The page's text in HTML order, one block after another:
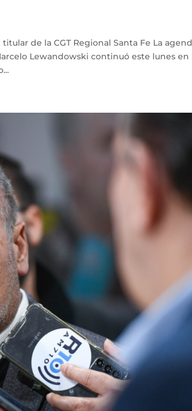
de la CGT Regional Santa Fe La
Lewandowski continuó este lunes en